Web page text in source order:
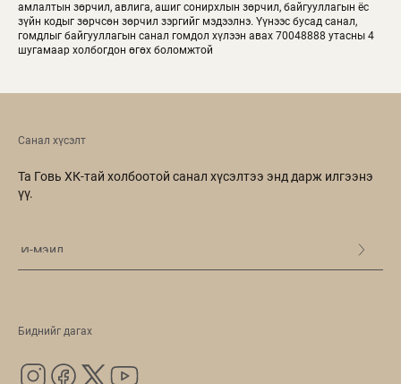
амлалтын зөрчил, авлига, ашиг сонирхлын зөрчил, байгууллагын ёс
зүйн кодыг зөрчсөн зөрчил зэргийг мэдээлнэ. Үүнээс бусад санал,
гомдлыг байгууллагын санал гомдол хүлээн авах 70048888 утасны 4
шугамаар холбогдон өгөх боломжтой
Санал хүсэлт
Та Говь ХК-тай холбоотой санал хүсэлтээ энд дарж илгээнэ
үү.
Биднийг дагах